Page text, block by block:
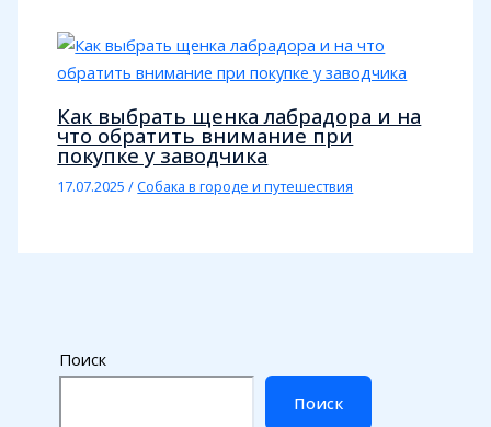
Как выбрать щенка лабрадора и на
что обратить внимание при
покупке у заводчика
17.07.2025/Собака в городе и путешествия
Поиск
Поиск